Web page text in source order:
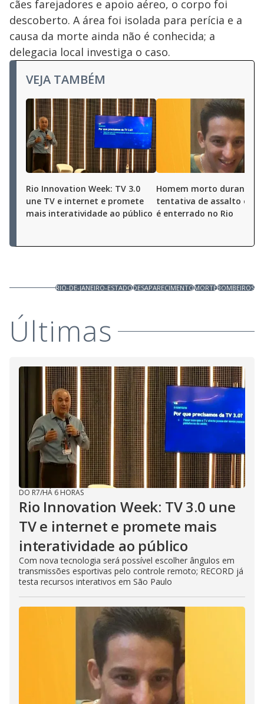
cães farejadores e apoio aéreo, o corpo foi
descoberto. A área foi isolada para perícia e a
causa da morte ainda não é conhecida; a
delegacia local investiga o caso.
VEJA TAMBÉM
Rio Innovation Week: TV 3.0
une TV e internet e promete
mais interatividade ao público
Homem morto durante
tentativa de assalto em
é enterrado no Rio
RIO-DE-JANEIRO-ESTADODESAPARECIMENTOMORTEBOMBEIROS
Últimas
DO R7/HÁ 6 HORAS
Rio Innovation Week: TV 3.0 une
TV e internet e promete mais
interatividade ao público
Com nova tecnologia será possível escolher ângulos em
transmissões esportivas pelo controle remoto; RECORD já
testa recursos interativos em São Paulo